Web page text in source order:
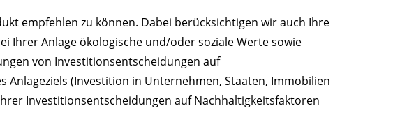
empfehlen zu können. Dabei berücksichtigen wir auch Ihre
Ihrer Anlage ökologische und/oder soziale Werte sowie
von Investitionsentscheidungen auf
(Investition in Unternehmen, Staaten, Immobilien
Investitionsentscheidungen auf Nachhaltigkeitsfaktoren